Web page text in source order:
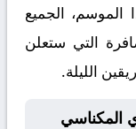
الموسم، الجميع
التي ستعلن
الليلة.
المكناسي